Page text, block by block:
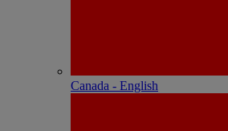
Canada - English